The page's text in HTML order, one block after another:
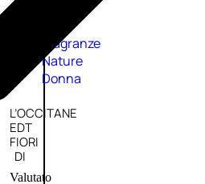
Fragranze
Nature
Donna
L’OCCITANE
EDT
FIORI
DI
Valutato